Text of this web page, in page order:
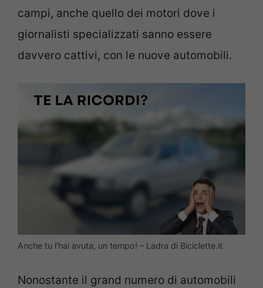
campi, anche quello dei motori dove i
giornalisti specializzati sanno essere
davvero cattivi, con le nuove automobili.
Anche tu l’hai avuta, un tempo! – Ladra di Biciclette.it
Nonostante il grand numero di automobili